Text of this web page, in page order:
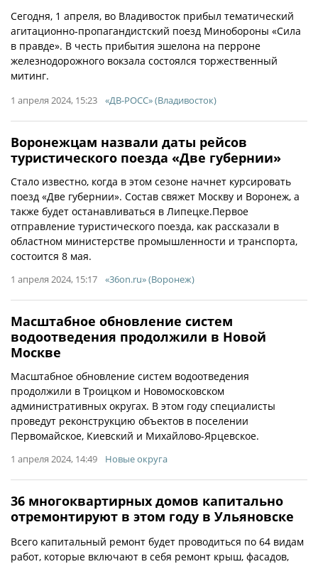
Сегодня, 1 апреля, во Владивосток прибыл тематический
агитационно-пропагандистский поезд Минобороны «Сила
в правде». В честь прибытия эшелона на перроне
железнодорожного вокзала состоялся торжественный
митинг.
1 апреля 2024, 15:23 «ДВ-РОСС» (Владивосток)
Воронежцам назвали даты рейсов
туристического поезда «Две губернии»
Стало известно, когда в этом сезоне начнет курсировать
поезд «Две губернии». Состав свяжет Москву и Воронеж, а
также будет останавливаться в Липецке.Первое
отправление туристического поезда, как рассказали в
областном министерстве промышленности и транспорта,
состоится 8 мая.
1 апреля 2024, 15:17 «36on.ru» (Воронеж)
Масштабное обновление систем
водоотведения продолжили в Новой
Москве
Масштабное обновление систем водоотведения
продолжили в Троицком и Новомосковском
административных округах. В этом году специалисты
проведут реконструкцию объектов в поселении
Первомайское, Киевский и Михайлово-Ярцевское.
1 апреля 2024, 14:49 Новые округа
36 многоквартирных домов капитально
отремонтируют в этом году в Ульяновске
Всего капитальный ремонт будет проводиться по 64 видам
работ, которые включают в себя ремонт крыш, фасадов,